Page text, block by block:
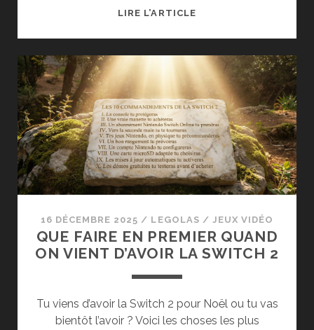
LIRE L’ARTICLETEST
(PS5)
16 DÉCEMBRE 2025 / LEGOLAS / JEUX VIDÉO
QUE FAIRE EN PREMIER QUAND
ON VIENT D’AVOIR LA SWITCH 2
Tu viens d’avoir la Switch 2 pour Noël ou tu vas
bientôt l’avoir ? Voici les choses les plus